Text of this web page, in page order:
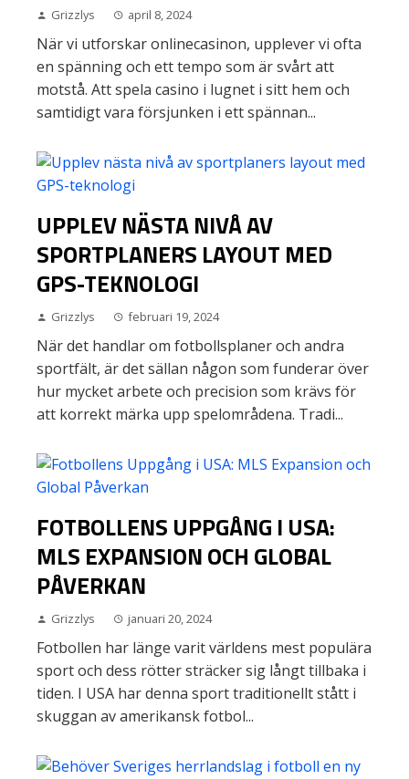
Grizzlys april 8, 2024
När vi utforskar onlinecasinon, upplever vi ofta
en spänning och ett tempo som är svårt att
motstå. Att spela casino i lugnet i sitt hem och
samtidigt vara försjunken i ett spännan...
UPPLEV NÄSTA NIVÅ AV
SPORTPLANERS LAYOUT MED
GPS-TEKNOLOGI
Grizzlys februari 19, 2024
När det handlar om fotbollsplaner och andra
sportfält, är det sällan någon som funderar över
hur mycket arbete och precision som krävs för
att korrekt märka upp spelområdena. Tradi...
FOTBOLLENS UPPGÅNG I USA:
MLS EXPANSION OCH GLOBAL
PÅVERKAN
Grizzlys januari 20, 2024
Fotbollen har länge varit världens mest populära
sport och dess rötter sträcker sig långt tillbaka i
tiden. I USA har denna sport traditionellt stått i
skuggan av amerikansk fotbol...